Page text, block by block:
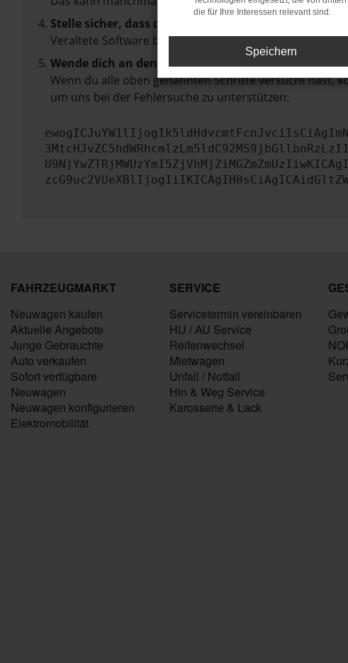
Stelle sicher, dass dein Browser und dein
Veraltete Software birgt nicht nur ein
Wende dich an den Webseitenbetreiber.
Wenn du alle oben genannten Schritte versucht hast,
um uns bei der Fehlersuche zu unterstützen:
FAHRZEUGMARKT
Neuwagen kaufen
Aktuelle Angebote
Junge Gebrauchte
Auto verkaufen
Sofort verfügbare
Neuwagen
Neuwagen konfigurieren
Elektromobilität
SERVICE
Servicetermin vereinbaren
HU / AU Service
Reifenwechsel
Mietwagen
Unfall / Notfall
Hin & Weg Service
Karosserie & Lack
die für Ihre Interessen relevant sind.
Speichern